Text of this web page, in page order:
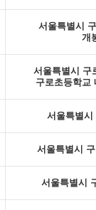
서울특별시
개
서울특별시 구
구로초등학교
서울특별시
서울특별시
서울특별시